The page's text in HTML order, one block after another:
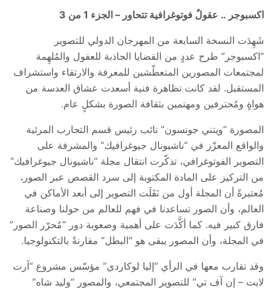
اكسبوجر .. عقولٌ فوتوغرافية تتحاور – الجزء 1 من 3
شَهِدَت النسخة السابعة من المهرجان الدولي للتصوير
“اكسبوجر” طرح عددٍ من القضايا الجاذبة للعقول والمُلهِمة
لمجتمعات المصورين المتعطّشين للمعرفة والارتقاء واستشراف
المستقبل. لقد كانت تظاهرة فنية أسعدت عشاق العدسة من
هواةٍ ومُحترفين ومهتمين بثقافة الصورة بشكلٍ عام.
المصورة “ويتني جونسون” نائب رئيس قسم التجارب المرئية
والواقع المعزّز في “ناشيونال جيوغرافيك” والمشرفة على
التصوير الفوتوغرافي، تذكّرت انتقال مجلة “ناشيونال جيوغرافيك”
من التركيز على المادة المكتوبة إلى سرد القصص عبر الصور،
مُعتبرةً أن المجلة أول من نَقَلَت التصوير إلى أبعد الأماكن في
العالم، وأن الصور تساعدنا في فهم للعالم من حولنا وصناعة
فارق كبير فيه. كما أكَّدَت على أهمية وصعوبة دور “مُحرّر الصور”
في المجلة، وأن المصور يبقى هو “البطل” مقارنةً بالتكنولوجيا.
وقد تقارب معها في الرأي “إليا لوكاردي” مؤسّس مشروع “آرت
لايت – إن آف تي” للتصوير المجتمعي، والمصور “وليد شاه”